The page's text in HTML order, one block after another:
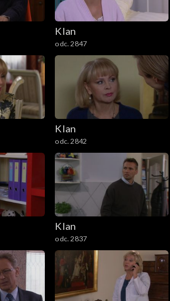
Klan
odc. 2847
Klan
odc. 2842
Klan
odc. 2837